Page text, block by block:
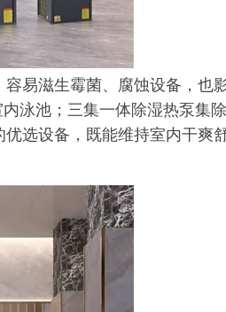
易滋生霉菌、腐蚀设备，也
泳池；三集一体除湿热泵集除
选设备，既能维持室内干爽